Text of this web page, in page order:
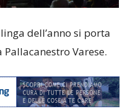
dell’anno si porta
Varese.